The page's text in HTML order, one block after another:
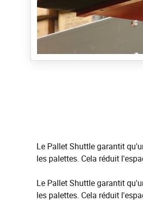
Le Pallet Shuttle garantit
les palettes. Cela réduit
Le Pallet Shuttle garantit
les palettes. Cela réduit